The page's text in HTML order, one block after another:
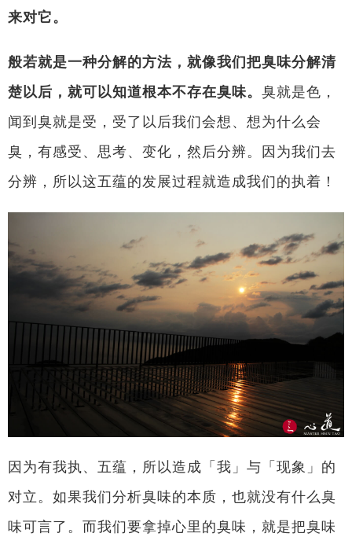
来对它。
般若就是一种分解的方法，就像我们把臭味分解清
楚以后，就可以知道根本不存在臭味。 臭就是色，
闻到臭就是受，受了以后我们会想、想为什么会
臭，有感受、思考、变化，然后分辨。因为我们去
分辨，所以这五蕴的发展过程就造成我们的执着！
因为有我执、五蕴，所以造成「我」与「现象」的
对立。如果我们分析臭味的本质，也就没有什么臭
味可言了。而我们要拿掉心里的臭味，就是把臭味